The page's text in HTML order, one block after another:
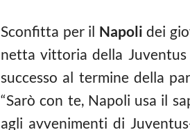
Sconfitta per il Napoli dei
netta vittoria della
successo al termine della
“Sarò con te, Napoli usa il
agli avvenimenti di